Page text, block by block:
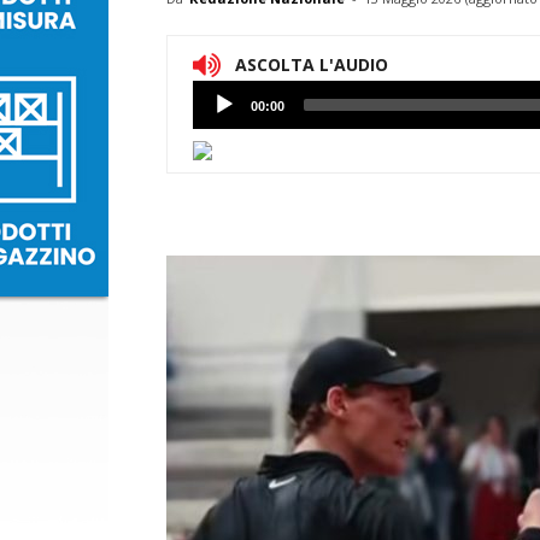
ASCOLTA L'AUDIO
Lettore
Audio
00:00